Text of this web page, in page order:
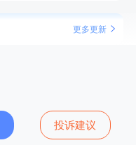
更多更新
投诉建议